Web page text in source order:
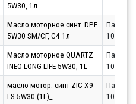
5W30, 1л
Масло моторное синт. DPF
5W30 SM/CF, C4 1л
Партнёр
Масло моторное QUARTZ
INEO LONG LIFE 5W30, 1L
Партнёр
масло мотор. синт ZIC X9
LS 5W30 (1L)_
Партнёр